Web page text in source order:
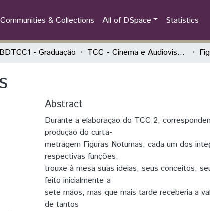
Communities & Collections All of DSpace Statistics
BDTCC1 - Graduação TCC - Cinema e Audiovisual - TCC prático
Abstract
Durante a elaboração do TCC 2,
produção do curta-
metragem Figuras Noturnas, cada um dos
respectivas funções,
trouxe à mesa suas ideias, seus conceitos,
feito inicialmente a
sete mãos, mas que mais tarde receberia a
de tantos